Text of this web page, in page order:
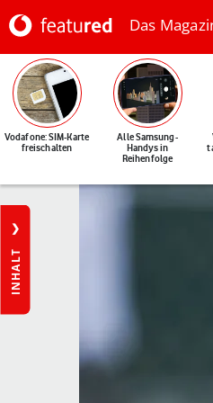
Das
Vodafone: SIM-Karte
freischalten
Alle Samsung-
Handys in
Reihenfolge
INHALT